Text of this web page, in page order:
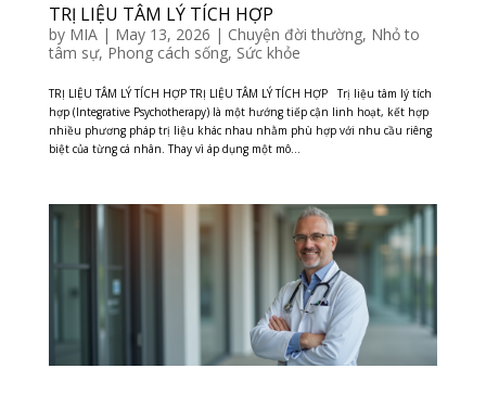
TRỊ LIỆU TÂM LÝ TÍCH HỢP
by MIA| May 13, 2026 | Chuyện đời thường, Nhỏ to
tâm sự, Phong cách sống, Sức khỏe
TRỊ LIỆU TÂM LÝ TÍCH HỢP TRỊ LIỆU TÂM LÝ TÍCH HỢP Trị liệu tâm lý tích
hợp (Integrative Psychotherapy) là một hướng tiếp cận linh hoạt, kết hợp
nhiều phương pháp trị liệu khác nhau nhằm phù hợp với nhu cầu riêng
biệt của từng cá nhân. Thay vì áp dụng một mô...